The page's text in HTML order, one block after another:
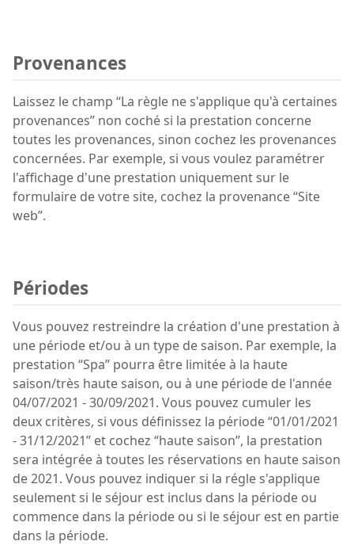
Provenances
Laissez le champ “La règle ne s'applique qu'à certaines
provenances” non coché si la prestation concerne
toutes les provenances, sinon cochez les provenances
concernées. Par exemple, si vous voulez paramétrer
l'affichage d'une prestation uniquement sur le
formulaire de votre site, cochez la provenance “Site
web”.
Périodes
Vous pouvez restreindre la création d'une prestation à
une période et/ou à un type de saison. Par exemple, la
prestation “Spa” pourra être limitée à la haute
saison/très haute saison, ou à une période de l'année
04/07/2021 - 30/09/2021. Vous pouvez cumuler les
deux critères, si vous définissez la période “01/01/2021
- 31/12/2021” et cochez “haute saison”, la prestation
sera intégrée à toutes les réservations en haute saison
de 2021. Vous pouvez indiquer si la régle s'applique
seulement si le séjour est inclus dans la période ou
commence dans la période ou si le séjour est en partie
dans la période.